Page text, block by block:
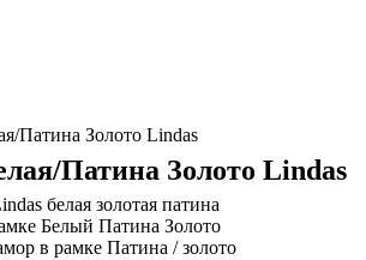
Патина Золото Lindas
Патина Золото Lindas